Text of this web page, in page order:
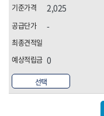
선택
2,025
-
0